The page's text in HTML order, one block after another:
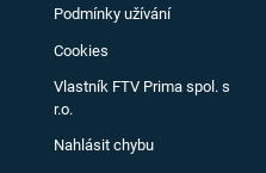
Podmínky užívání
Cookies
Vlastník FTV Prima spol. s
r.o.
Nahlásit chybu